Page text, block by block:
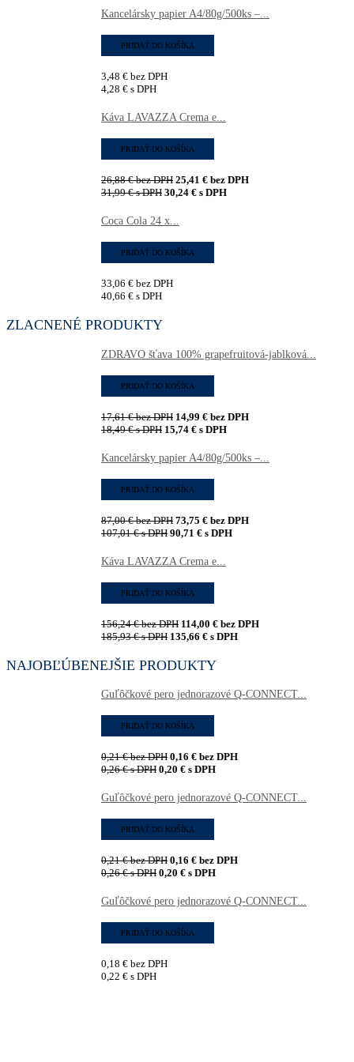
Kancelársky papier A4/80g/500ks –...
3,48 € bez DPH
4,28 € s DPH
PRIDAŤ DO KOŠÍKA
Káva LAVAZZA Crema e...
26,88€bez DPH 25,41 € bez DPH
31,99€s DPH 30,24 € s DPH
PRIDAŤ DO KOŠÍKA
Coca Cola 24 x...
33,06 € bez DPH
40,66 € s DPH
PRIDAŤ DO KOŠÍKA
ZLACNENÉ PRODUKTY
ZDRAVO šťava 100% grapefruitová-jablková...
17,61€bez DPH 14,99 € bez DPH
18,49€s DPH 15,74 € s DPH
PRIDAŤ DO KOŠÍKA
Kancelársky papier A4/80g/500ks –...
87,00€bez DPH 73,75 € bez DPH
107,01€s DPH 90,71 € s DPH
PRIDAŤ DO KOŠÍKA
Káva LAVAZZA Crema e...
156,24€bez DPH 114,00 € bez DPH
185,93€s DPH 135,66 € s DPH
PRIDAŤ DO KOŠÍKA
NAJOBĽÚBENEJŠIE PRODUKTY
Guľôčkové pero jednorazové Q-CONNECT...
0,21€bez DPH 0,16 € bez DPH
0,26€s DPH 0,20 € s DPH
PRIDAŤ DO KOŠÍKA
Guľôčkové pero jednorazové Q-CONNECT...
0,21€bez DPH 0,16 € bez DPH
0,26€s DPH 0,20 € s DPH
PRIDAŤ DO KOŠÍKA
Guľôčkové pero jednorazové Q-CONNECT...
0,18 € bez DPH
0,22 € s DPH
PRIDAŤ DO KOŠÍKA